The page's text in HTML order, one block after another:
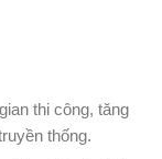
thi công, tăng
thống.